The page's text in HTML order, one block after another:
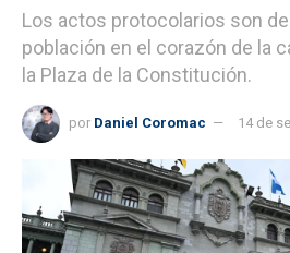
Los actos protocolarios son
población en el corazón de la
la Plaza de la Constitución.
por Daniel Coromac 14 de